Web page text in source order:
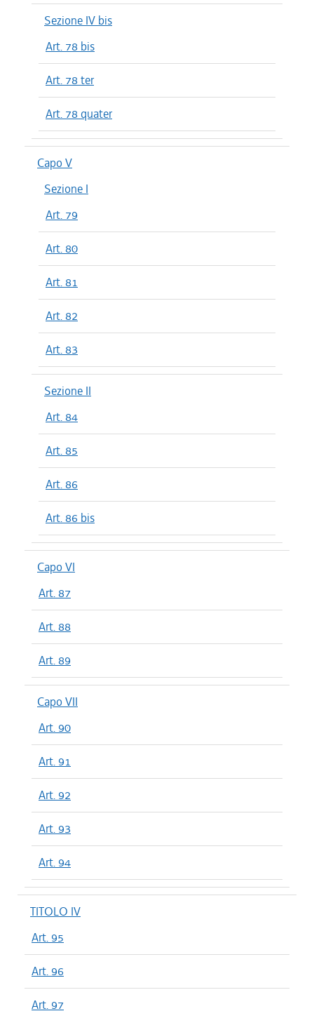
Sezione IV bis
Art. 78 bis
Art. 78 ter
Art. 78 quater
Capo V
Sezione I
Art. 79
Art. 80
Art. 81
Art. 82
Art. 83
Sezione II
Art. 84
Art. 85
Art. 86
Art. 86 bis
Capo VI
Art. 87
Art. 88
Art. 89
Capo VII
Art. 90
Art. 91
Art. 92
Art. 93
Art. 94
TITOLO IV
Art. 95
Art. 96
Art. 97